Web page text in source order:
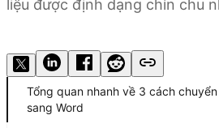
liệu được định dạng chỉn chu
Tổng quan nhanh về 3 cách
sang Word